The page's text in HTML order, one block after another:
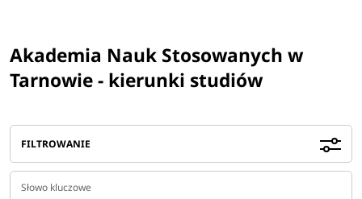
Akademia Nauk Stosowanych w
Tarnowie - kierunki studiów
FILTROWANIE